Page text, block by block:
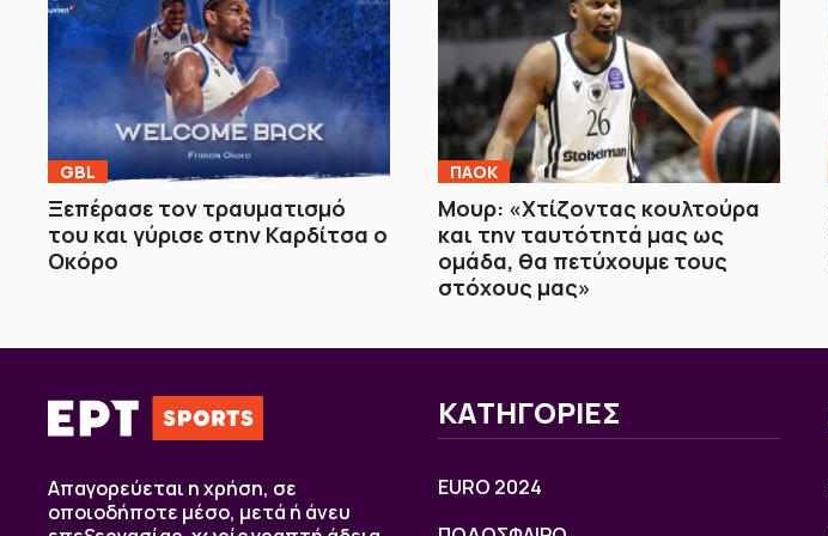
GBL
Ξεπέρασε τον τραυματισμό
του και γύρισε στην Καρδίτσα ο
Οκόρο
ΠΑΟΚ
Μουρ: «Χτίζοντας κουλτούρα
και την ταυτότητά μας ως
ομάδα, θα πετύχουμε τους
στόχους μας»
Απαγορεύεται η χρήση, σε
οποιοδήποτε μέσο, μετά ή άνευ
ΚΑΤΗΓΟΡΙΕΣ
EURO 2024